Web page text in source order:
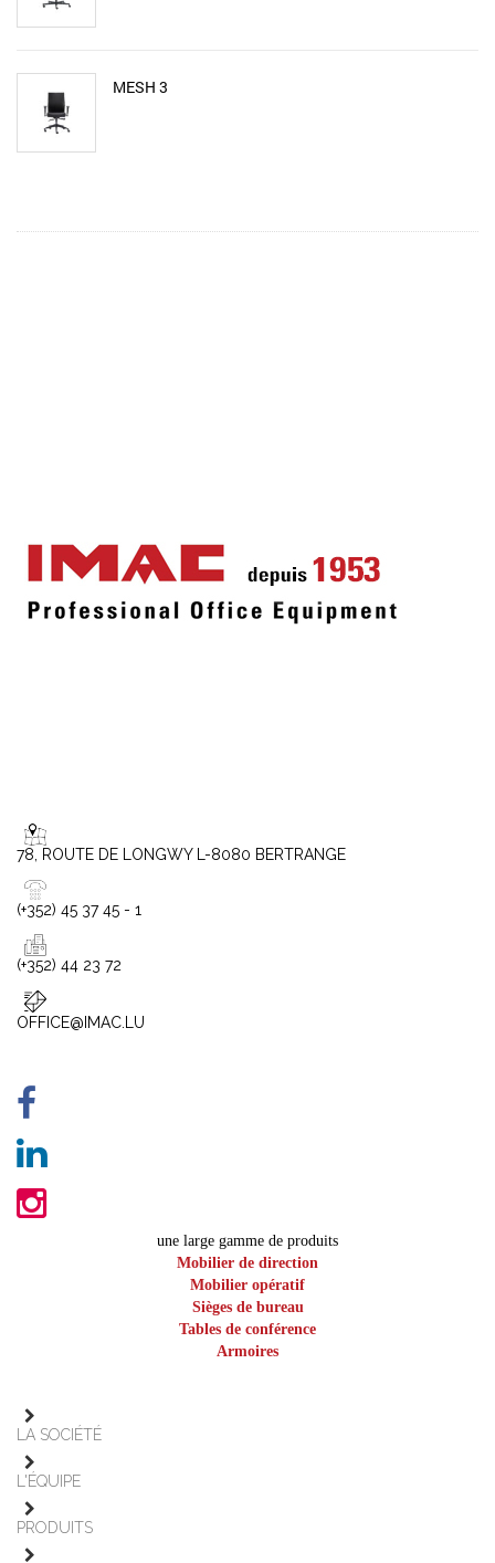
MESH 3
78, ROUTE DE LONGWY L-8080 BERTRANGE
(+352) 45 37 45 - 1
(+352) 44 23 72
OFFICE@IMAC.LU
une large gamme de produits
Mobilier de direction
Mobilier opératif
Sièges de bureau
Tables de conférence
Armoires
LA SOCIÉTÉ
L'ÉQUIPE
PRODUITS